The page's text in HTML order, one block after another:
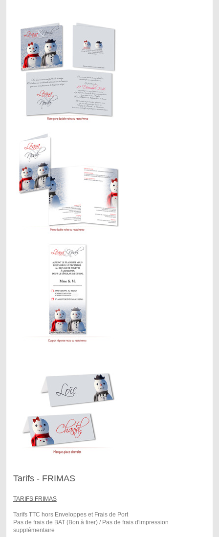
Tarifs - FRIMAS
TARIFS FRIMAS
Tarifs TTC hors Enveloppes et Frais de Port
Pas de frais de BAT (Bon à tirer) / Pas de frais d'impression
supplémentaire